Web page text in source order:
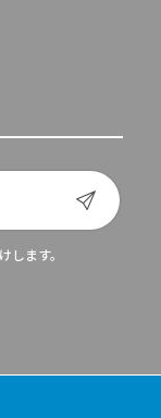
します。